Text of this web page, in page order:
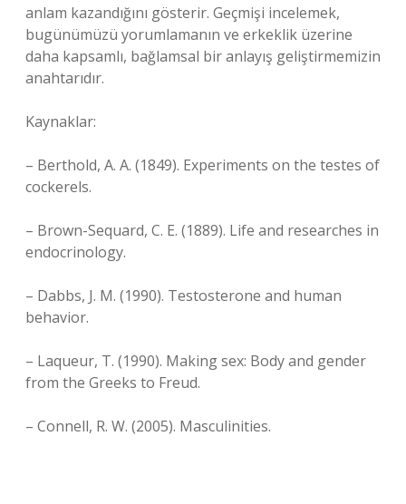
anlam kazandığını gösterir. Geçmişi incelemek,
bugünümüzü yorumlamanın ve erkeklik üzerine
daha kapsamlı, bağlamsal bir anlayış geliştirmemizin
anahtarıdır.
Kaynaklar:
– Berthold, A. A. (1849). Experiments on the testes of
cockerels.
– Brown-Sequard, C. E. (1889). Life and researches in
endocrinology.
– Dabbs, J. M. (1990). Testosterone and human
behavior.
– Laqueur, T. (1990). Making sex: Body and gender
from the Greeks to Freud.
– Connell, R. W. (2005). Masculinities.